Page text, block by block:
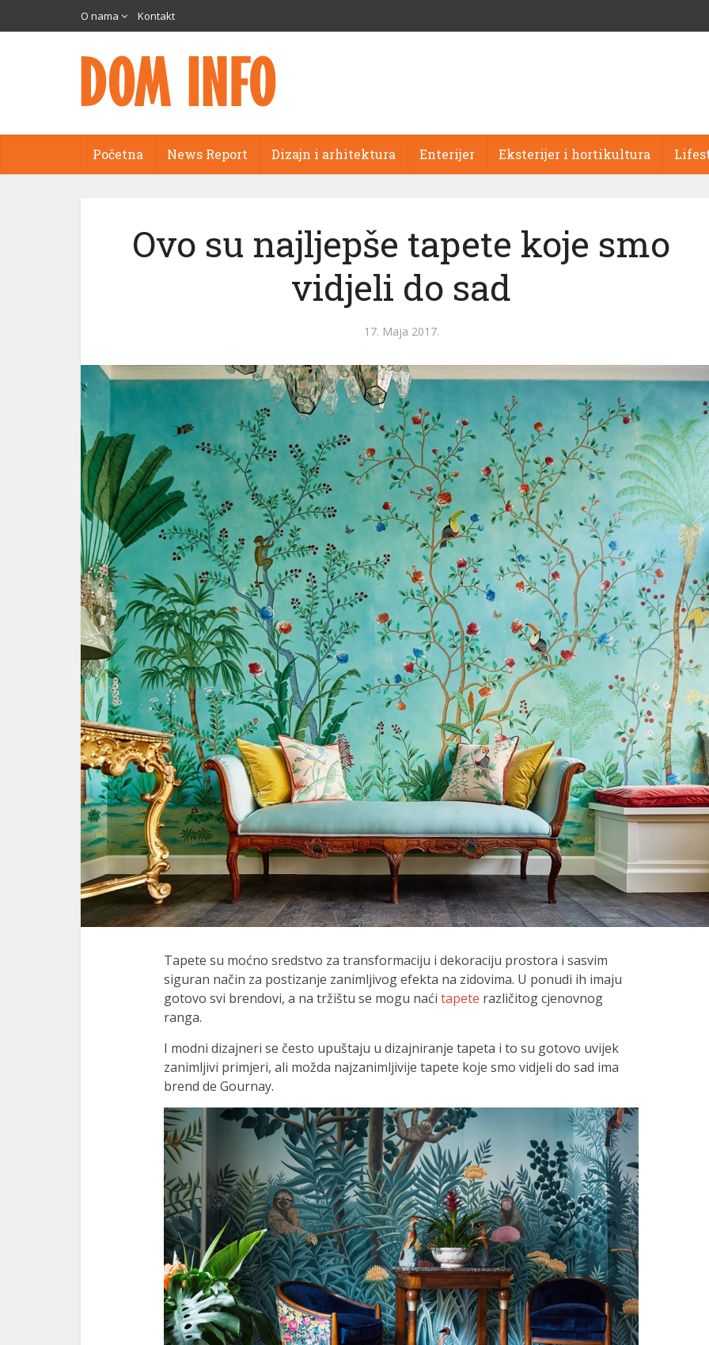
O nama Kontakt
Početna News Report Dizajn i arhitektura Enterijer Eksterijer i hortikultura
Ovo su najljepše tapete koje smo
vidjeli do sad
17. Maja 2017.
Tapete su moćno sredstvo za transformaciju i dekoraciju prostora i sasvim
siguran način za postizanje zanimljivog efekta na zidovima. U ponudi ih imaju
gotovo svi brendovi, a na tržištu se mogu naći tapete različitog cjenovnog
ranga.
I modni dizajneri se često upuštaju u dizajniranje tapeta i to su gotovo uvijek
zanimljivi primjeri, ali možda najzanimljivije tapete koje smo vidjeli do sad ima
brend de Gournay.